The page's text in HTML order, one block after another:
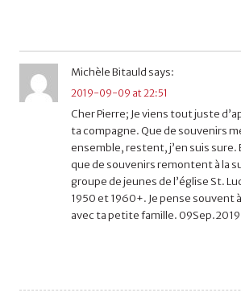
Michèle Bitauld says:
2019-09-09 at 22:51
Cher Pierre; Je viens tout juste
ta compagne. Que de souvenirs
ensemble, restent, j’en suis sure.
que de souvenirs remontent à la
groupe de jeunes de l’église St.
1950 et 1960+. Je pense souvent
avec ta petite famille.